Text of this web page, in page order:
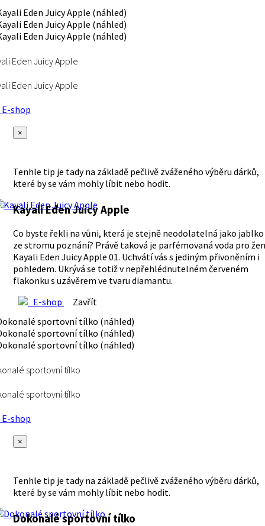
Eden Juicy Apple
Eden Juicy Apple
shop
×
Tenhle tip je tady na základě pečlivě zváženého výběru dárků,
které by se vám mohly líbit nebo hodit.
Kayali Eden Juicy Apple
Co byste řekli na vůni, která je stejně neodolatelná jako jablko
ze stromu poznání? Právě taková je parfémovaná voda pro
Kayali Eden Juicy Apple 01. Uchvátí vás s jediným přivoněním i
pohledem. Ukrývá se totiž v nepřehlédnutelném červeném
flakonku s uzávěrem ve tvaru diamantu.
E-shop
Zavřít
sportovní tílko
sportovní tílko
shop
×
Tenhle tip je tady na základě pečlivě zváženého výběru dárků,
které by se vám mohly líbit nebo hodit.
Dokonalé sportovní tílko